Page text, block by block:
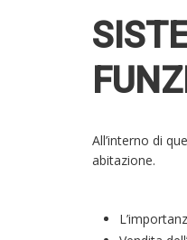
All’interno di
abitazione.